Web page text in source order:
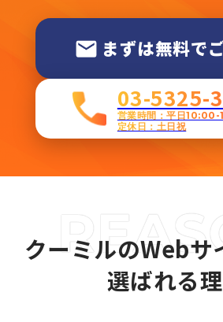
まずは無料で
03-5325-
営業時間：平日
定休日：土日祝
クーミルのWebサ
選ばれる